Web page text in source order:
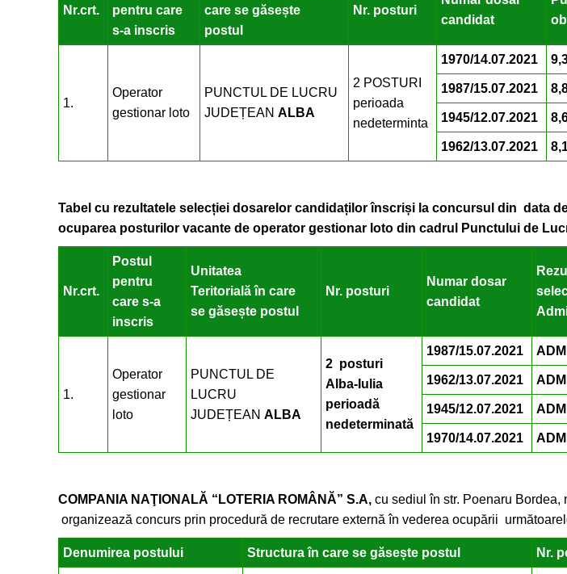
Nr.crt.
pentru care
s-a inscris
care se găsește
postul
Nr. posturi
candidat
1.
Operator
gestionar loto
PUNCTUL DE LUCRU
JUDEȚEAN ALBA
2 POSTURI
perioada
nedeterminta
1970/14.07.2021
1987/15.07.2021
1945/12.07.2021
1962/13.07.2021
Tabel cu rezultatele selecției dosarelor candidaților înscriși la concursul din data
ocuparea posturilor vacante de operator gestionar loto din cadrul Punctului de
Nr.crt.
Postul
pentru
care s-a
inscris
Unitatea
Teritorială în care
se găsește postul
Nr. posturi
Numar dosar
candidat
1.
Operator
gestionar
loto
PUNCTUL DE
LUCRU
JUDEȚEAN ALBA
2 posturi
Alba-Iulia
perioadă
nedeterminată
1987/15.07.2021
1962/13.07.2021
1945/12.07.2021
1970/14.07.2021
COMPANIA NAŢIONALĂ “LOTERIA ROMÂNĂ” S.A, cu sediul în str. Poenaru Bordea,
organizează concurs prin procedură de recrutare externă în vederea ocupării
Denumirea postului Structura în care se găsește postul Nr.